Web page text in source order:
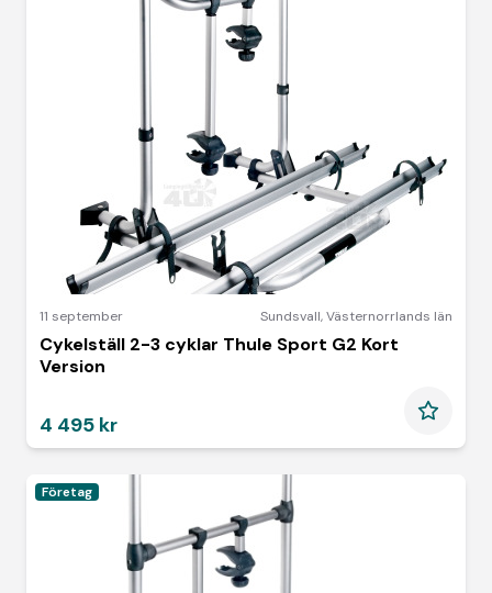
11 september Sundsvall,Västernorrlands län
Cykelställ 2-3 cyklar Thule Sport G2 Kort
Version
4 495 kr
Företag